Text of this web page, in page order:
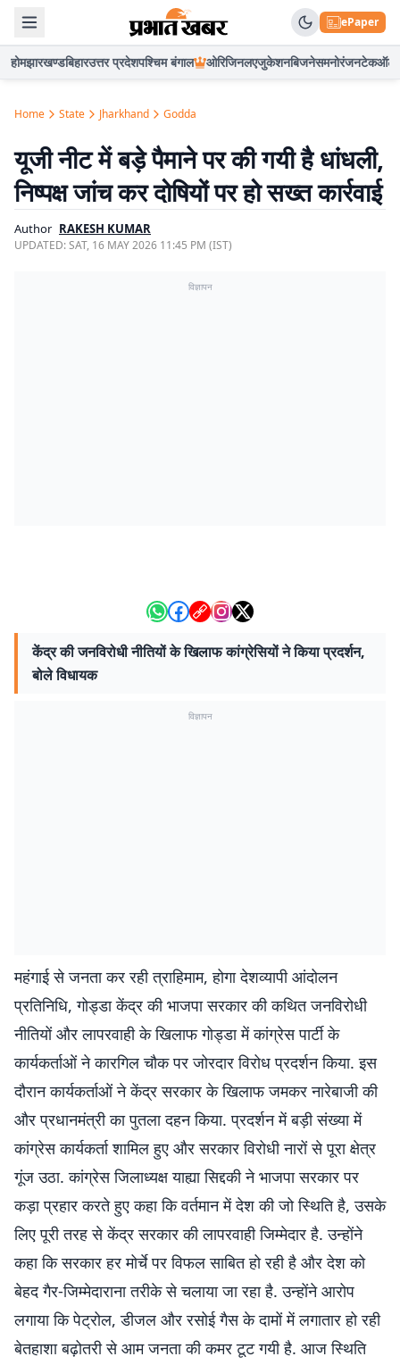
ePaper
होमझारखण्डबिहारउत्तर प्रदेशपश्चिम बंगाल ओरिजिनलएजुकेशनबिजनेसमनोरंजनटेकऑटो
Home State Jharkhand Godda
यूजी नीट में बड़े पैमाने पर की गयी है धांधली,
निष्पक्ष जांच कर दोषियों पर हो सख्त कार्रवाई
Author RAKESH KUMAR
UPDATED:SAT, 16 MAY 2026 11:45 PM (IST)
विज्ञापन
केंद्र की जनविरोधी नीतियों के खिलाफ कांग्रेसियों ने किया प्रदर्शन,
बोले विधायक
विज्ञापन
महंगाई से जनता कर रही त्राहिमाम, होगा देशव्यापी आंदोलन
प्रतिनिधि, गोड्डा केंद्र की भाजपा सरकार की कथित जनविरोधी
नीतियों और लापरवाही के खिलाफ गोड्डा में कांग्रेस पार्टी के
कार्यकर्ताओं ने कारगिल चौक पर जोरदार विरोध प्रदर्शन किया. इस
दौरान कार्यकर्ताओं ने केंद्र सरकार के खिलाफ जमकर नारेबाजी की
और प्रधानमंत्री का पुतला दहन किया. प्रदर्शन में बड़ी संख्या में
कांग्रेस कार्यकर्ता शामिल हुए और सरकार विरोधी नारों से पूरा क्षेत्र
गूंज उठा. कांग्रेस जिलाध्यक्ष याह्या सिद्दकी ने भाजपा सरकार पर
कड़ा प्रहार करते हुए कहा कि वर्तमान में देश की जो स्थिति है, उसके
लिए पूरी तरह से केंद्र सरकार की लापरवाही जिम्मेदार है. उन्होंने
कहा कि सरकार हर मोर्चे पर विफल साबित हो रही है और देश को
बेहद गैर-जिम्मेदाराना तरीके से चलाया जा रहा है. उन्होंने आरोप
लगाया कि पेट्रोल, डीजल और रसोई गैस के दामों में लगातार हो रही
बेतहाशा बढ़ोतरी से आम जनता की कमर टूट गयी है. आज स्थिति